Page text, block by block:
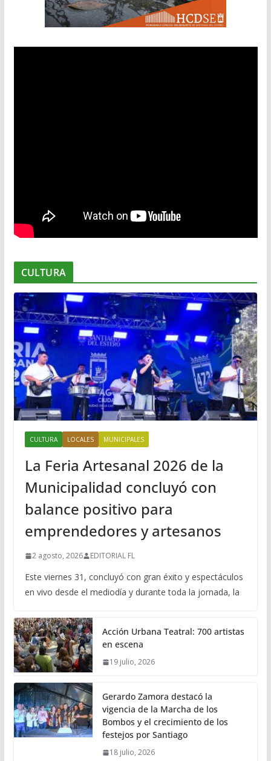
CULTURA
CULTURA LOCALES MUNICIPALES
La Feria Artesanal 2026 de la
Municipalidad concluyó con
balance positivo para
emprendedores y artesanos
2 agosto, 2026 EDITORIAL FL
Este viernes 31, concluyó con gran éxito y espectáculos
en vivo desde el mediodía y durante toda la jornada, la
Acción Urbana Teatral: 700 artistas
en escena
19 julio, 2026
Gerardo Zamora destacó la
vigencia de la Marcha de los
Bombos y el crecimiento de los
festejos por Santiago
18 julio, 2026